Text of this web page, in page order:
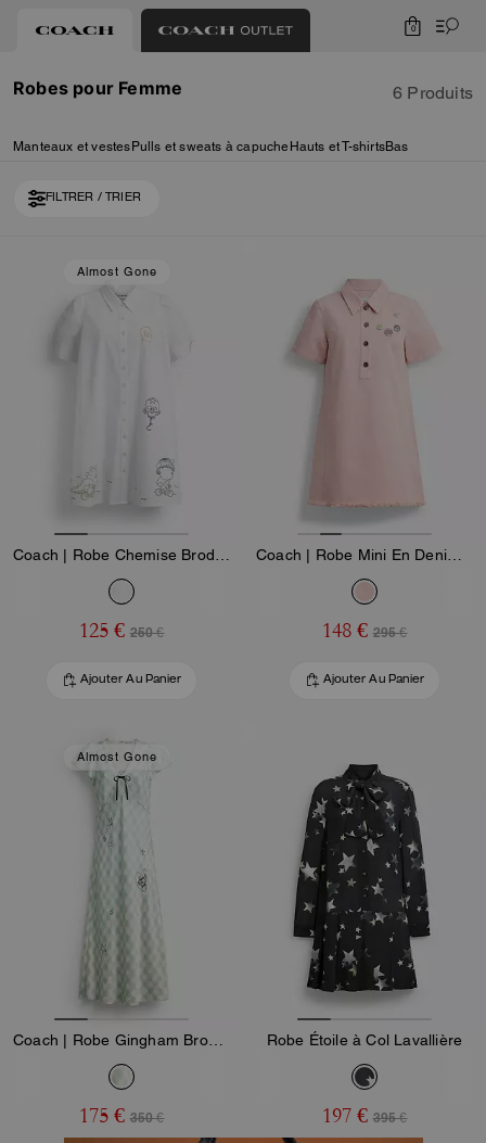
0
Robes pour Femme 6 Produits
Manteaux et vestes Pulls et sweats à capuche Hauts et T-shirtsBas
FILTRER / TRIER
Almost Gone
125 € 250 €
Ajouter Au Panier
148 € 295 €
Ajouter Au Panier
Almost Gone
Coach | Robe Gingham Brodée Brain Dead
175 € 350 €
Robe Étoile à Col Lavallière
197 € 395 €